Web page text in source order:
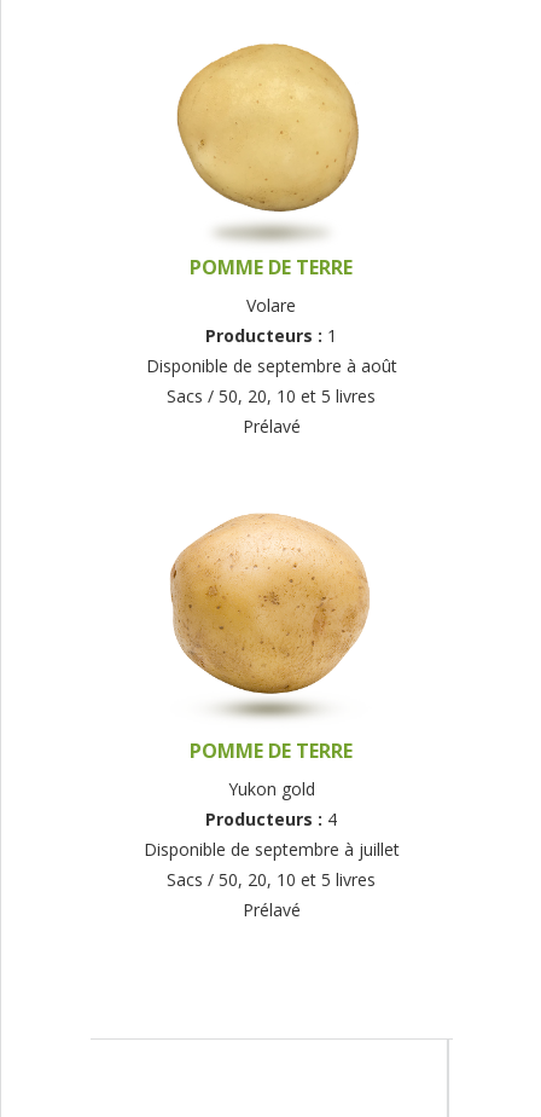
POMME DE TERRE
Volare
Producteurs : 1
Disponible de septembre à août
Sacs / 50, 20, 10 et 5 livres
Prélavé
POMME DE TERRE
Yukon gold
Producteurs : 4
Disponible de septembre à juillet
Sacs / 50, 20, 10 et 5 livres
Prélavé